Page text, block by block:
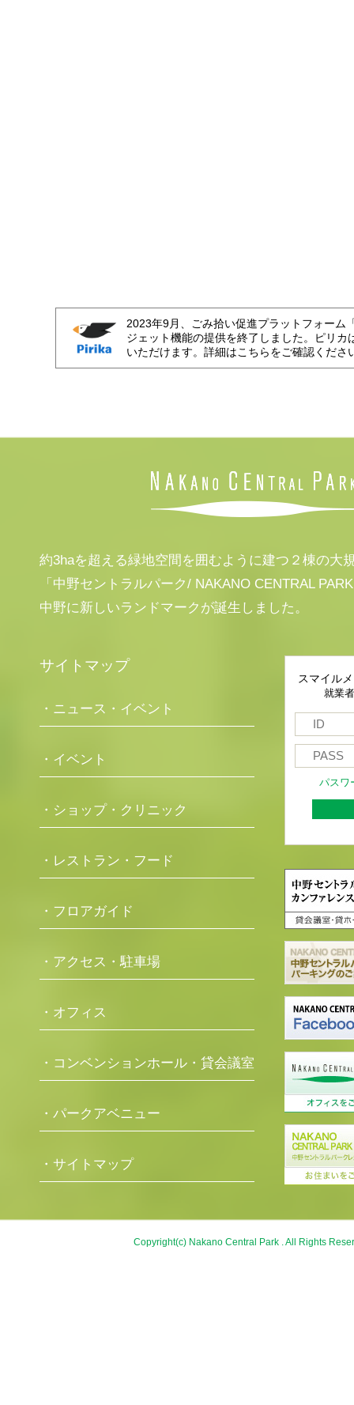
2023年9月、ごみ拾い促進プラットフォーム
ジェット機能の提供を終了しました。ピリカ
いただけます。詳細はこちらをご確認くださ
約3haを超える緑地空間を囲むように建つ２棟の大
「中野セントラルパーク/ NAKANO CENTRAL
中野に新しいランドマークが誕生しました。
サイトマップ
・ニュース・イベント
・イベント
・ショップ・クリニック
・レストラン・フード
・フロアガイド
・アクセス・駐車場
・オフィス
・コンベンションホール・貸会議室
・パークアベニュー
・サイトマップ
スマイル
就業
パスワ
Copyright(c) Nakano Central Park . All Rights